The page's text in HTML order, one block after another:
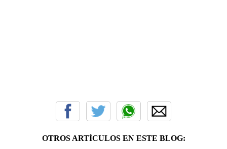
OTROS ARTÍCULOS EN ESTE BLOG: